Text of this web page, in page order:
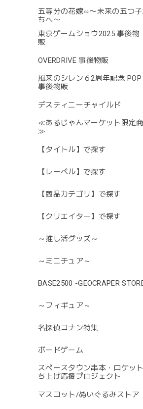
五等分の花嫁∽〜未来の五つ子
ちへ〜
東京ゲームショウ2025 事後物
販
OVERDRIVE 事後物販
風来のシレン６2周年記念 POP
事後物販
デスティニーチャイルド
≪あるじゃんマーケット限定
≫
【タイトル】で探す
【レーベル】で探す
【商品カテゴリ】で探す
【クリエイター】で探す
～推し活グッズ～
～ミニチュア～
BASE2500 -GEOCRAPER
～フィギュア～
名探偵コナン特集
ボードゲーム
スペースタウン串本・ロケッ
ち上げ応援プロジェクト
マスコット/ぬいぐるみストア